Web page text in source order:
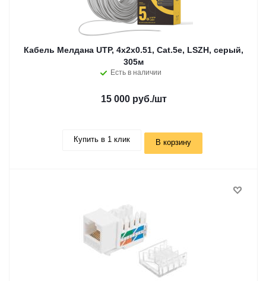
Кабель Мелдана UTP, 4х2х0.51, Cat.5e, LSZH, серый,
305м
Есть в наличии
15 000 руб./шт
Купить в 1 клик В корзину